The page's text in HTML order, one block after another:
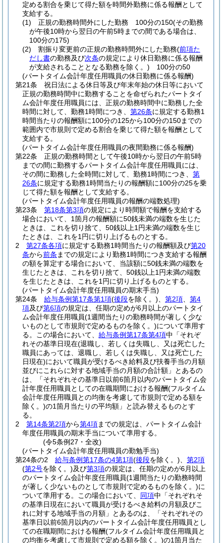
定める割合を乗じて得た額を時間外勤務に係る報酬として
支給する。
(1)
正規の勤務時間外にした勤務 100分の150(その勤務
が午後10時から翌日の午前5時までの間である場合は、
100分の175)
(2)
割振り変更前の正規の勤務時間外にした勤務(前項た
だし書の勤務及び次条の規定により休日勤務に係る報酬
が支給されることとなる勤務を除く。) 100分の50
(パートタイム会計年度任用職員の休日勤務に係る報酬)
第21条
祝日法による休日等及び年末年始の休日等において
正規の勤務時間中に勤務することを命ぜられたパートタイ
ム会計年度任用職員には、正規の勤務時間中に勤務した全
時間に対して、勤務1時間につき、 第26条に規定する勤務1
時間当たりの報酬額に100分の125から100分の150までの
範囲内で市規則で定める割合を乗じて得た額を報酬として
支給する。
(パートタイム会計年度任用職員の夜間勤務に係る報酬)
第22条
正規の勤務時間として午後10時から翌日の午前5時
までの間に勤務するパートタイム会計年度任用職員には、
その間に勤務した全時間に対して、勤務1時間につき、 第
26条に規定する勤務1時間当たりの報酬額に100分の25を乗
じて得た額を報酬として支給する。
(パートタイム会計年度任用職員の報酬の端数処理)
第23条
第18条第3項の規定により時間額で報酬を支給する
場合において、1箇月の報酬額に50銭未満の端数を生じた
ときは、これを切り捨て、50銭以上1円未満の端数を生じ
たときは、これを1円に切り上げるものとする。
2
第27条各項に規定する勤務1時間当たりの報酬額及び第20
条から前条 までの規定により勤務1時間につき支給する報酬
の額を算定する場合において、当該額に50銭未満の端数を
生じたときは、これを切り捨て、50銭以上1円未満の端数
を生じたときは、これを1円に切り上げるものとする。
(パートタイム会計年度任用職員の期末手当)
第24条
給与条例第17条第1項(後段を除く。) 第2項
第4
項及び第6項の規定は、任期の定めが6月以上のパートタイ
ム会計年度任用職員(1週間当たりの勤務時間が著しく少な
いものとして市規則で定めるものを除く。)について準用す
る。
この場合において、 給与条例第17条第4項中「それぞ
れその基準日現在(退職し、若しくは失職し、又は死亡した
職員にあっては、退職し、若しくは失職し、又は死亡した
日現在)において職員が受けるべき給料及び扶養手当の月額
並びにこれらに対する地域手当の月額の合計額」とあるの
は、「それぞれその基準日以前6箇月以内のパートタイム会
計年度任用職員としての在職期間における報酬(フルタイム
会計年度任用職員との均衡を考慮して市規則で定める額を
除く。)の1箇月当たりの平均額」と読み替えるものとす
る。
2
第14条第2項から第4項までの規定は、パートタイム会計
年度任用職員の期末手当について準用する。
(令5条例27・全改)
(パートタイム会計年度任用職員の勤勉手当)
第24条の2
給与条例第17条の4第1項(後段を除く。)
第2項
(第2号を除く。)及び第3項の規定は、任期の定めが6月以上
のパートタイム会計年度任用職員(1週間当たりの勤務時間
が著しく少ないものとして市規則で定めるものを除く。)に
ついて準用する。
この場合において、 同項中「それぞれそ
の基準日現在において職員が受けるべき給料の月額及びこ
れに対する地域手当の月額」とあるのは、「それぞれその
基準日以前6箇月以内のパートタイム会計年度任用職員とし
ての在職期間における報酬(フルタイム会計年度任用職員と
の均衡を考慮して市規則で定める額を除く。)の1箇月当た